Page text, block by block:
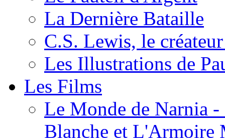
La Dernière Bataille
C.S. Lewis, le
Les Illustrations de
Les Films
Le Monde de Narnia
Blanche et L'Armoire